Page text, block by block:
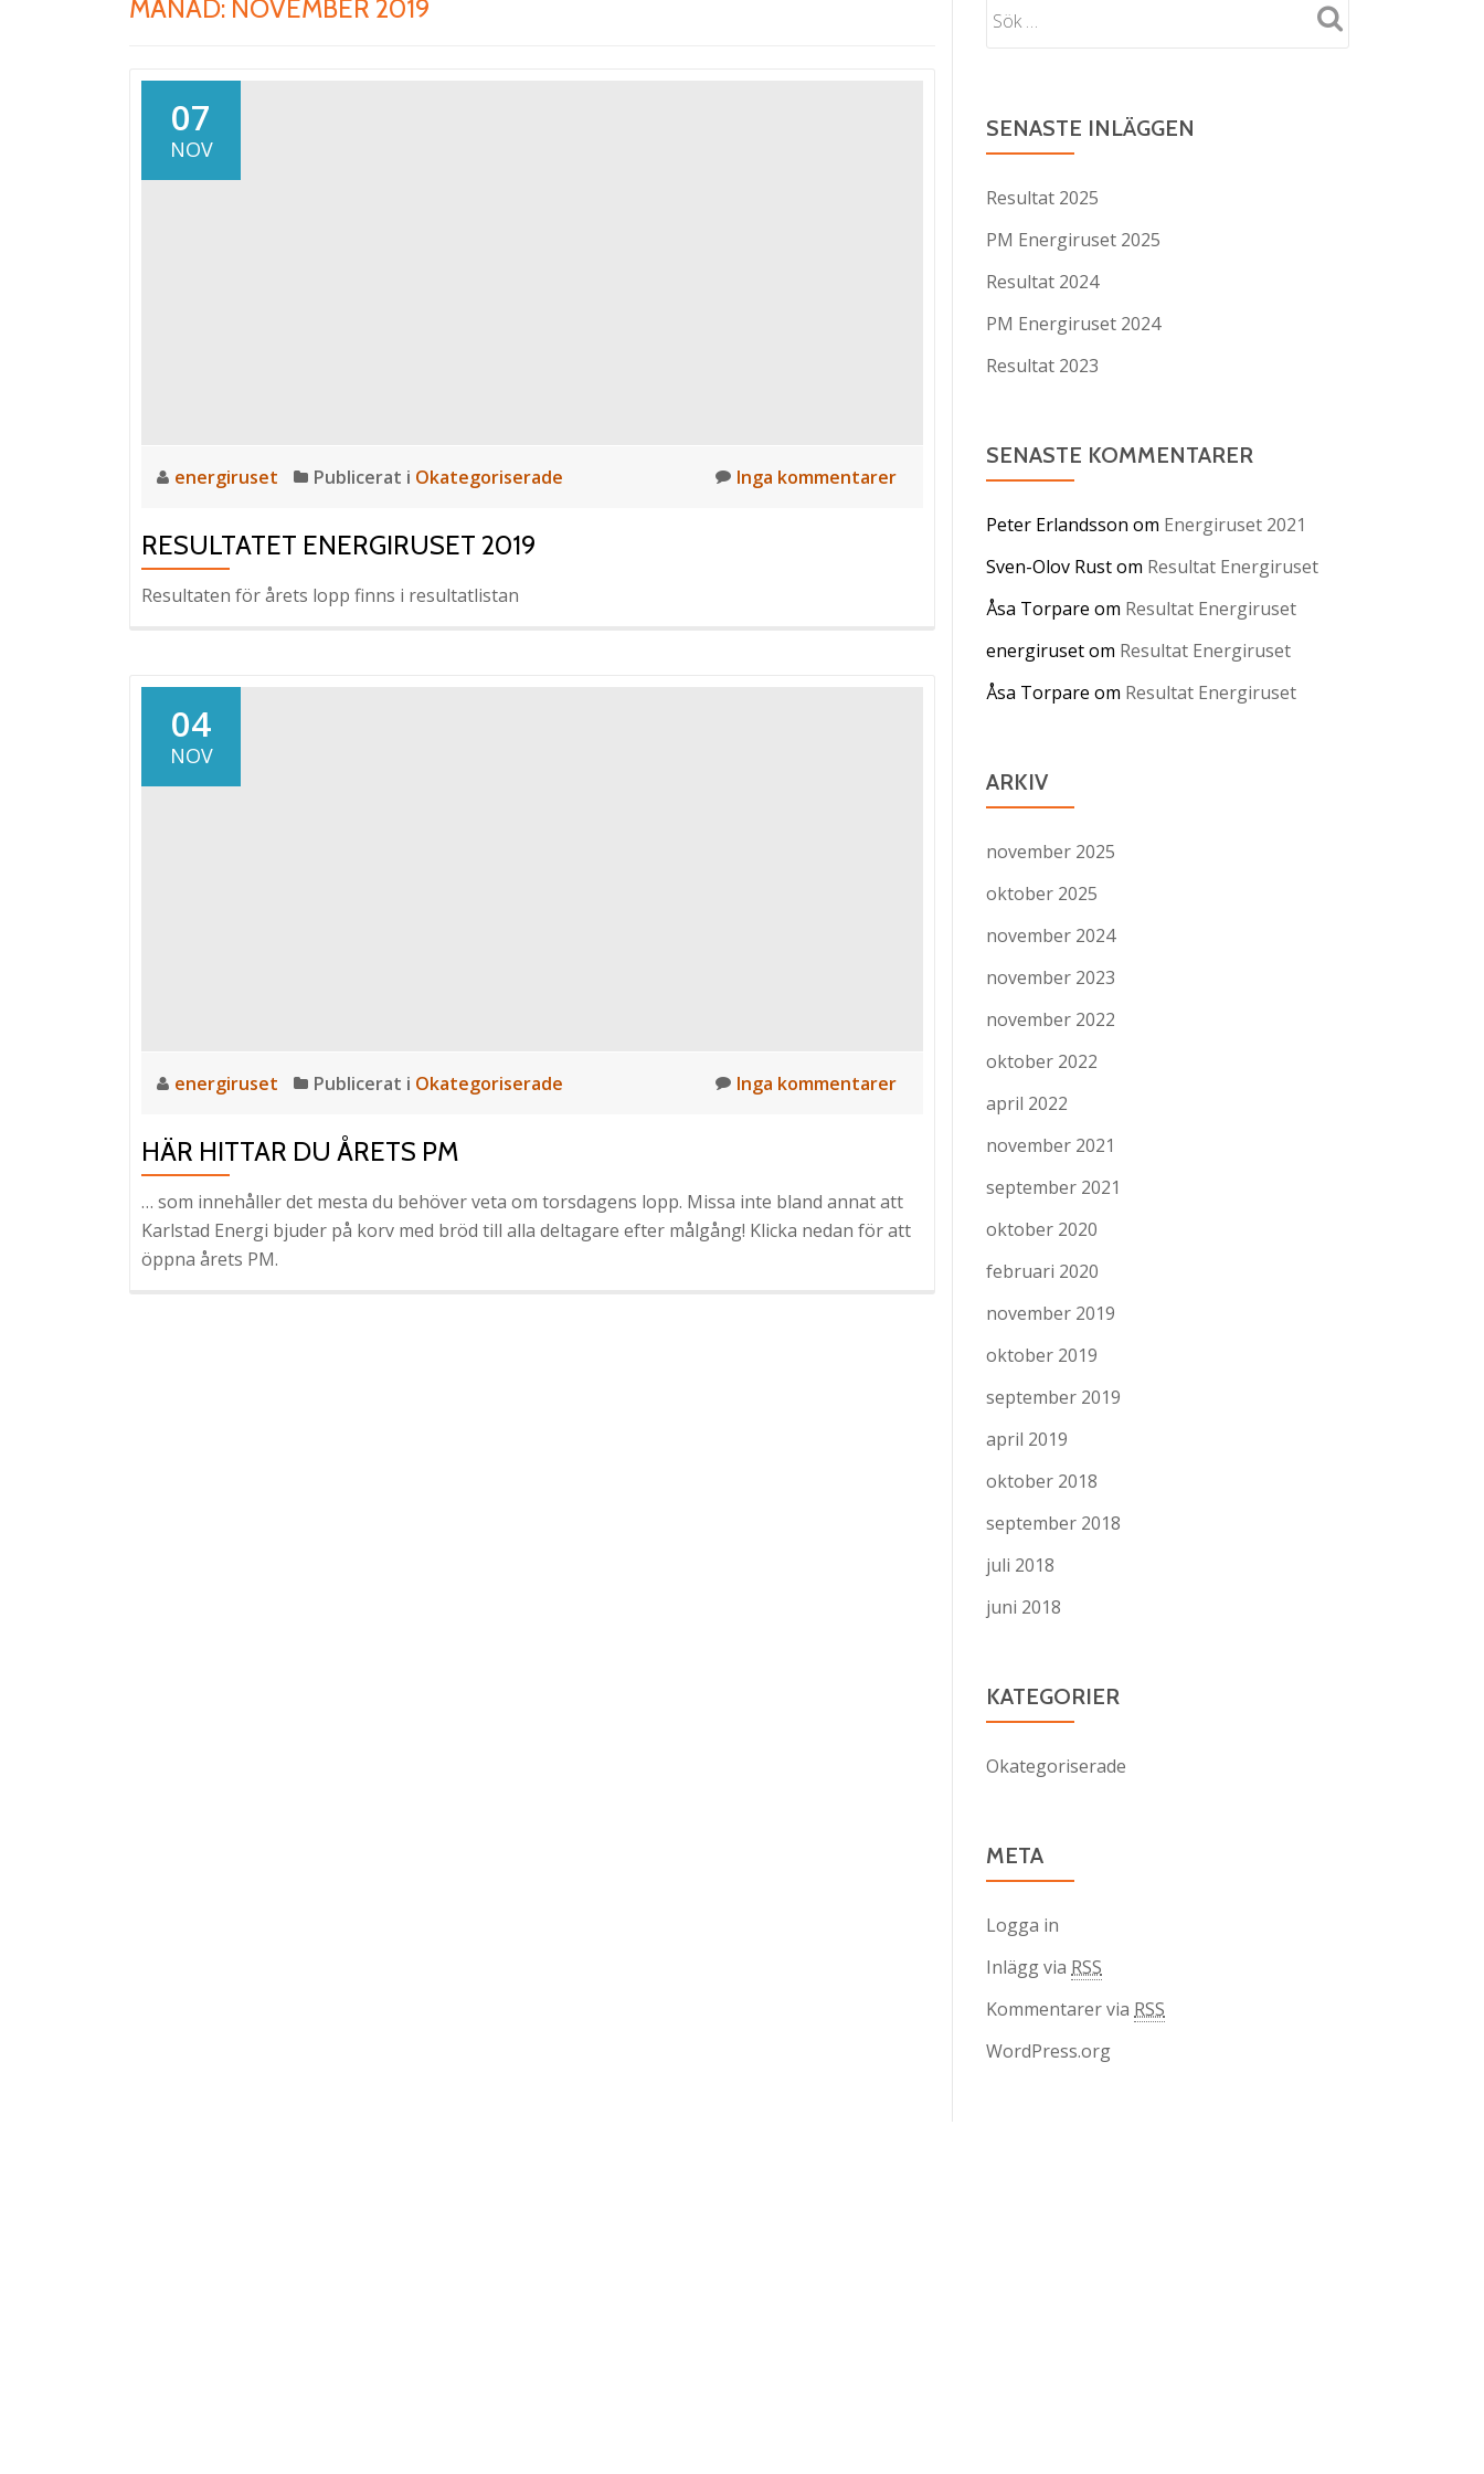
MÅNAD: NOVEMBER 2019
07
NOV
energiruset Publicerat i Okategoriserade Inga kommentarer
RESULTATET ENERGIRUSET 2019
Resultaten för årets lopp finns i resultatlistan
04
NOV
energiruset Publicerat i Okategoriserade Inga kommentarer
HÄR HITTAR DU ÅRETS PM
… som innehåller det mesta du behöver veta om torsdagens lopp. Missa inte bland annat att
Karlstad Energi bjuder på korv med bröd till alla deltagare efter målgång! Klicka nedan för att
öppna årets PM.
SENASTE INLÄGGEN
Resultat 2025
PM Energiruset 2025
Resultat 2024
PM Energiruset 2024
Resultat 2023
SENASTE KOMMENTARER
Peter Erlandsson om Energiruset 2021
Sven-Olov Rustom Resultat Energiruset
Åsa Torpare om Resultat Energiruset
energirusetom Resultat Energiruset
Åsa Torpare om Resultat Energiruset
ARKIV
november 2025
oktober 2025
november 2024
november 2023
november 2022
oktober 2022
april 2022
november 2021
september 2021
oktober 2020
februari 2020
november 2019
oktober 2019
september 2019
april 2019
oktober 2018
september 2018
juli 2018
juni 2018
KATEGORIER
Okategoriserade
META
Logga in
Inlägg via RSS
Kommentarer via RSS
WordPress.org